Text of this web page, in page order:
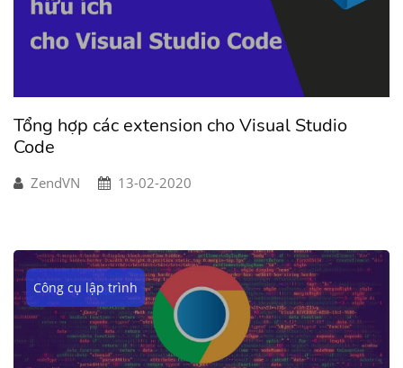
Tổng hợp các extension cho Visual Studio
Code
ZendVN 13-02-2020
Công cụ lập trình